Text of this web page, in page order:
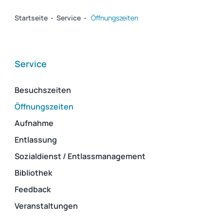
Startseite - Service - Öffnungszeiten
Service
Besuchszeiten
Öffnungszeiten
Aufnahme
Entlassung
Sozialdienst / Entlassmanagement
Bibliothek
Feedback
Veranstaltungen